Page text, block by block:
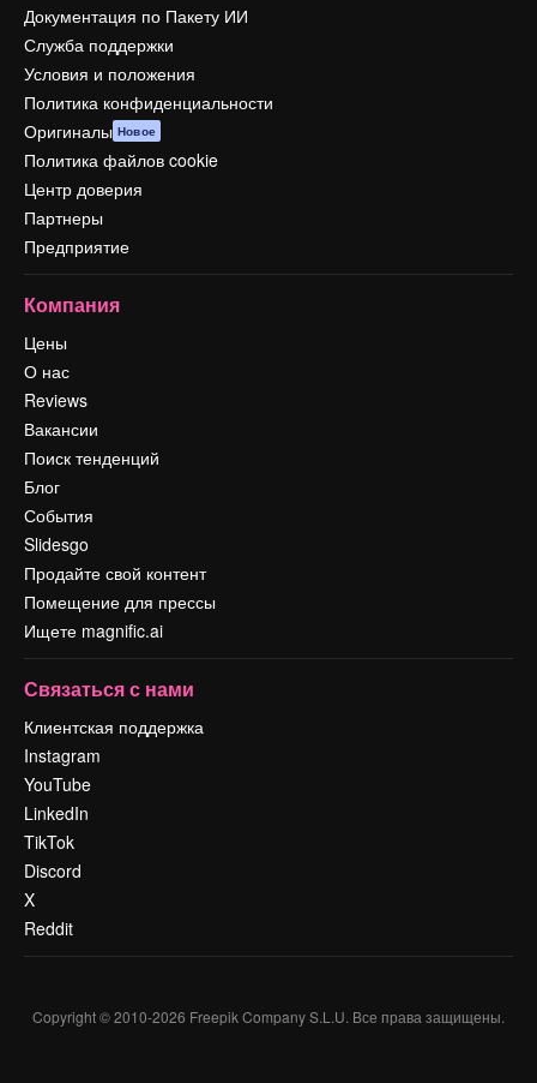
Документация по Пакету ИИ
Служба поддержки
Условия и положения
Политика конфиденциальности
Оригиналы Новое
Политика файлов cookie
Центр доверия
Партнеры
Предприятие
Компания
Цены
О нас
Reviews
Вакансии
Поиск тенденций
Блог
События
Slidesgo
Продайте свой контент
Помещение для прессы
Ищете magnific.ai
Связаться с нами
Клиентская поддержка
Instagram
YouTube
LinkedIn
TikTok
Discord
X
Reddit
Copyright © 2010-2026 Freepik Company S.L.U. Все права защищены.